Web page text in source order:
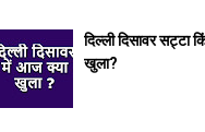
दिल्ली दिसावर
खुला?